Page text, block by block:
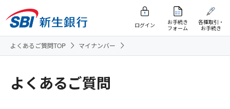
ログイン
お手続き
フォーム
各種取引・
お手続き
よくあるご質問TOP マイナンバー
よくあるご質問